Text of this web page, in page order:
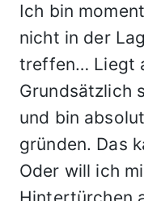
Ich bin
nicht in der
treffen… Liegt
Grundsätzlich
und bin
gründen. Das
Oder will ich